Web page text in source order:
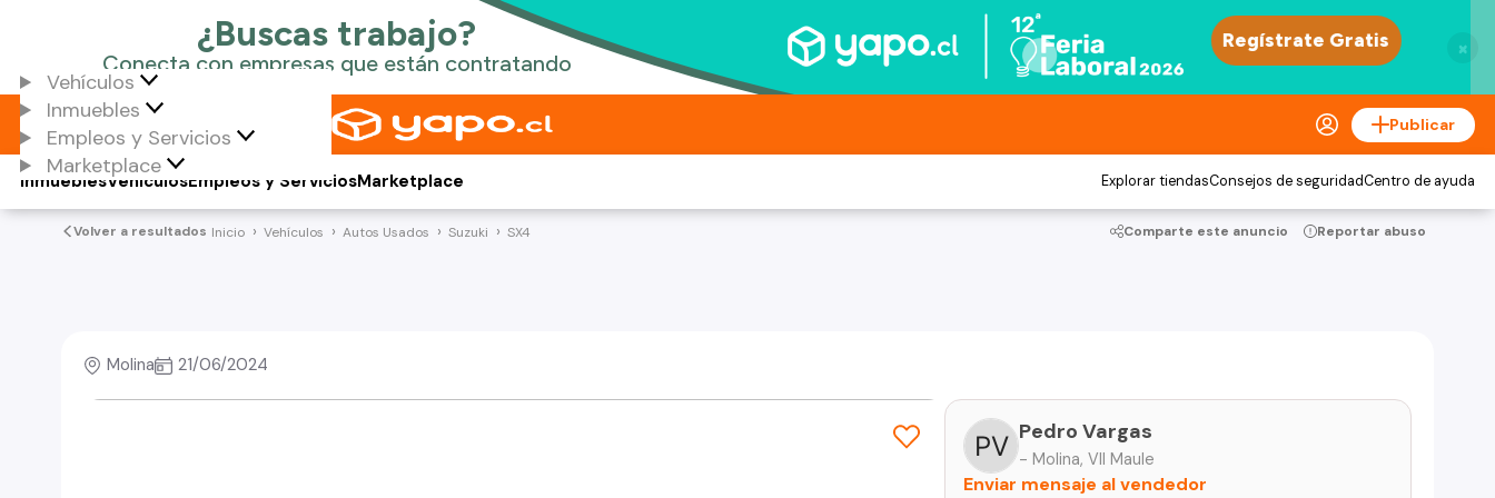
×
Vehículos
Inmuebles
Empleos y Servicios
Marketplace
Publicar
Vehículos
Inmuebles Empleos y ServiciosMarketplace Explorar tiendasConsejos de seguridadCentro de ayuda
Volver a resultados Inicio Vehículos Autos Usados Suzuki SX4 Comparte este anuncio Reportar abuso
Molina 21/06/2024
Pedro Vargas
- Molina, VII Maule
Enviar mensaje al vendedor